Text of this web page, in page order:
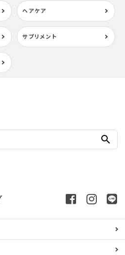
ヘアケア
サプリメント
search